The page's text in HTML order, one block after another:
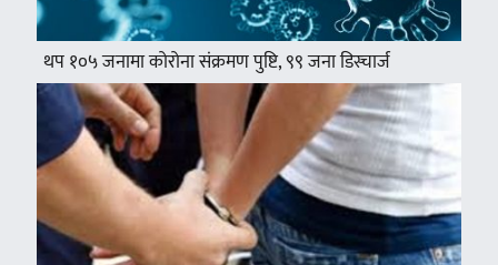
थप १०५ जनामा कोरोना संक्रमण पुष्टि, ९९ जना डिस्चार्ज